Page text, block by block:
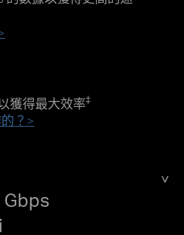
獲得最大效率‡
？>
Gbps